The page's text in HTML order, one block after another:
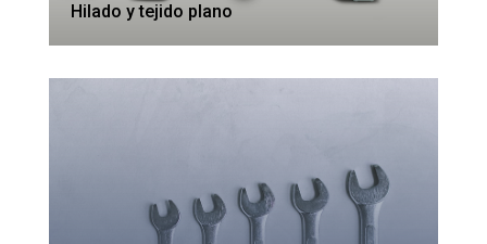
Hilado y tejido plano